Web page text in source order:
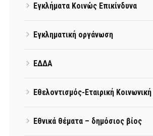
Εγκλήματα Κοινώς Επικίνδυνα
Εγκληματική οργάνωση
ΕΔΔΑ
Εθελοντισμός-Εταιρική
Εθνικά θέματα – δημόσιος βίος